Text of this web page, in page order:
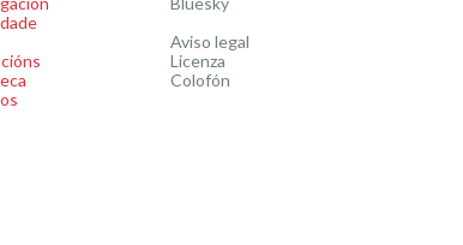
Aviso legal
Licenza
Colofón